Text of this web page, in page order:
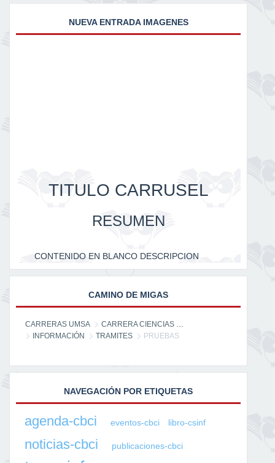
NUEVA ENTRADA IMAGENES
TITULO CARRUSEL
RESUMEN
CONTENIDO EN BLANCO DESCRIPCION
CAMINO DE MIGAS
CARRERAS UMSA
CARRERA CIENCIAS DE LA INFORMACIÓN
INFORMACIÓN
TRAMITES PRUEBAS
NAVEGACIÓN POR ETIQUETAS
agenda-cbci eventos-cbci libro-csinf
noticias-cbci publicaciones-cbci